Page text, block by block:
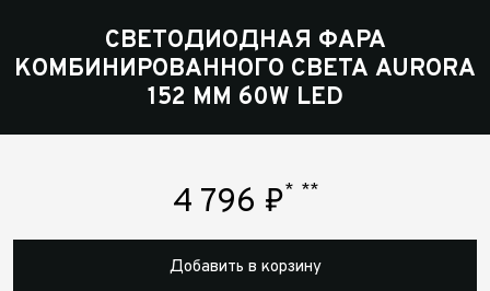
СВЕТОДИОДНАЯ ФАРА
КОМБИНИРОВАННОГО СВЕТА AURORA
152 ММ 60W LED
4 796 ₽* **
Добавить в корзину